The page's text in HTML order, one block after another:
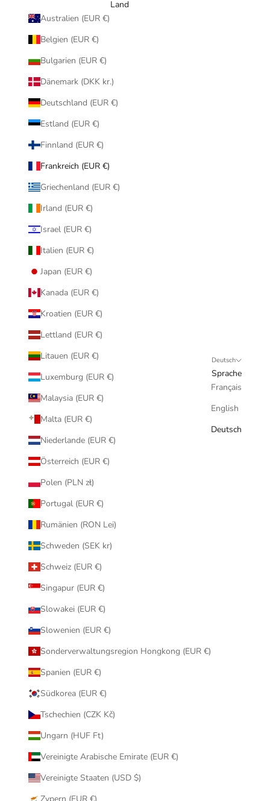
Land
Australien (EUR €)
Belgien (EUR €)
Bulgarien (EUR €)
Dänemark (DKK kr.)
Deutschland (EUR €)
Estland (EUR €)
Finnland (EUR €)
Frankreich (EUR €)
Griechenland (EUR €)
Irland (EUR €)
Israel (EUR €)
Italien (EUR €)
Japan (EUR €)
Kanada (EUR €)
Kroatien (EUR €)
Lettland (EUR €)
Litauen (EUR €)
Luxemburg (EUR €)
Malaysia (EUR €)
Malta (EUR €)
Niederlande (EUR €)
Österreich (EUR €)
Polen (PLN zł)
Portugal (EUR €)
Rumänien (RON Lei)
Schweden (SEK kr)
Schweiz (EUR €)
Singapur (EUR €)
Slowakei (EUR €)
Slowenien (EUR €)
Sonderverwaltungsregion Hongkong (EUR €)
Spanien (EUR €)
Südkorea (EUR €)
Tschechien (CZK Kč)
Ungarn (HUF Ft)
Vereinigte Arabische Emirate (EUR €)
Vereinigte Staaten (USD $)
Deutsch
Sprache
Français
English
Deutsch